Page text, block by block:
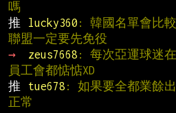
嗎
推
lucky360 : 韓國名單會比
聯盟一定要先免役
→
zeus7668 : 每次亞運球迷
員工會都惦惦XD
推
tue678 : 如果要全都業餘
正常